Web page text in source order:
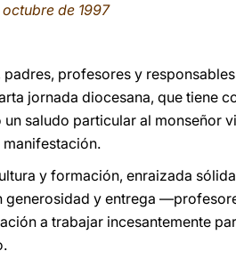
de 1997
profesores y
jornada diocesana, que tiene
un saludo particular al monseñor
y formación, enraizada
generosidad y entrega
a trabajar incesantemente